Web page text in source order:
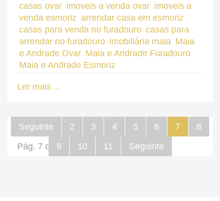
casas ovar imoveis a venda ovar imoveis a
venda esmoriz arrendar casa em esmoriz
casas para venda no furadouro casas para
arrendar no furadouro imobiliária maia Maia
e Andrade Ovar Maia e Andrade Furadouro
Maia e Andrade Esmoriz
Ler mais ...
Seguinte 2 3 4 5 6 7
8
9
10 11 Seguinte
Pág. 7 de 57